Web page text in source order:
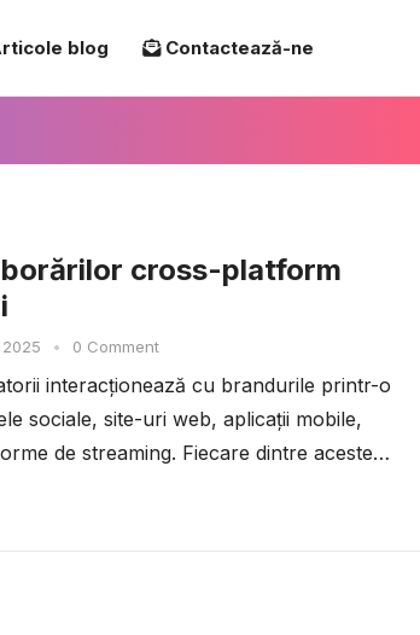
blog Contactează-ne
cross-platform
• 0 Comment
interacționează cu brandurile printr-o
sociale, site-uri web, aplicații mobile,
de streaming. Fiecare dintre aceste